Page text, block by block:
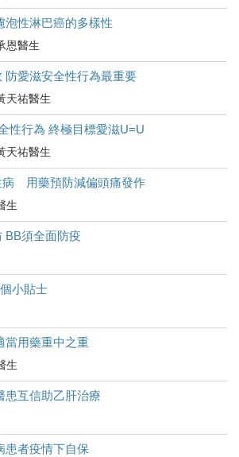
泡性淋巴癌的多樣性
恩醫生
防愛滋安全性行為最重要
天祐醫生
性行為 終極目標愛滋U=U
天祐醫生
病 用藥預防減偏頭痛發作
生
BB須全面防疫
小貼士
當用藥重中之重
生
患互信助乙肝治療
患者疫情下自保